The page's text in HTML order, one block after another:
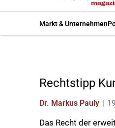
Markt & Unternehmen
Rechtstipp
Dr. Markus Pauly
Das Recht der